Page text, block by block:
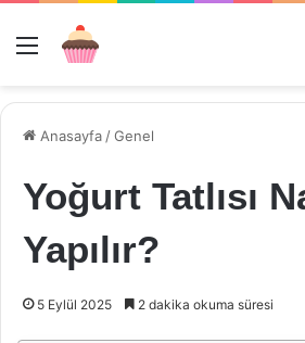
Menü
Anasayfa /Genel
Yoğurt Tatlısı
Yapılır?
5 Eylül 2025 2 dakika okuma süresi